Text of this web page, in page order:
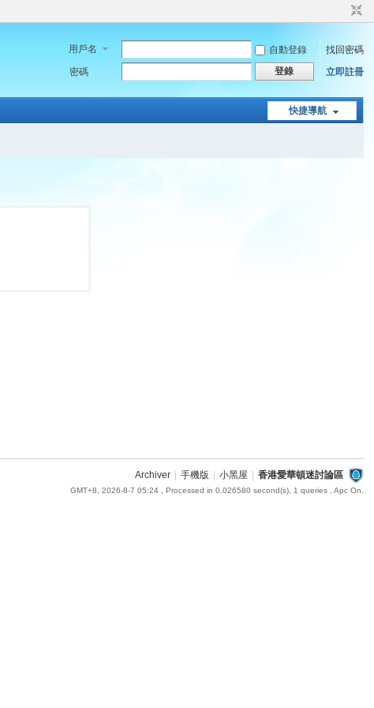
用戶名 自動登錄
找回密碼
密碼
登錄 立即註冊
快捷導航
Archiver 手機版 小黑屋 香港愛華頓迷討論區
GMT+8, 2026-8-7 05:24, Processed in 0.026580 second(s), 1 queries , Apc On.